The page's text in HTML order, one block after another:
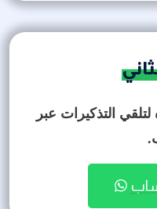
التذكيرات عبر